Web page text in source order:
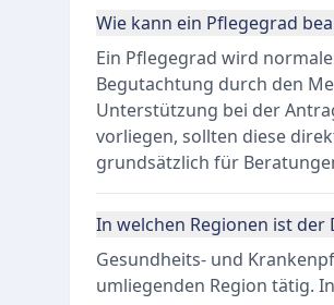
Wie kann ein Pflegegrad
Ein Pflegegrad wird
Begutachtung durch den
Unterstützung bei der
vorliegen, sollten diese
grundsätzlich für
In welchen Regionen ist der
Gesundheits- und
umliegenden Region tätig.